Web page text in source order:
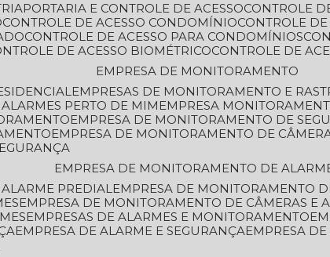
PORTARIA E CONTROLE DE ACESSO
CONTROLE
CONTROLE DE ACESSO CONDOMÍNIO
CONTROLE
CONTROLE DE ACESSO PARA CONDOMÍNIOS
DE ACESSO BIOMÉTRICO
CONTROLE DE
EMPRESA DE MONITORAMENTO
EMPRESAS DE MONITORAMENTO E
PERTO DE MIM
EMPRESA
EMPRESA DE MONITORAMENTO DE
EMPRESA DE MONITORAMENTO DE
EMPRESA DE MONITORAMENTO DE
PREDIAL
EMPRESA DE MONITORAMENTO
EMPRESA DE MONITORAMENTO DE CÂMERAS E
EMPRESAS DE ALARMES E MONITORAMENTO
EMPRESA DE ALARME E SEGURANÇA
EMPRESA